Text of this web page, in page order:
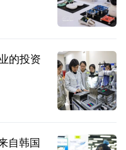
的投资
自韩国